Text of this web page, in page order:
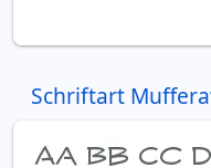
Schriftart